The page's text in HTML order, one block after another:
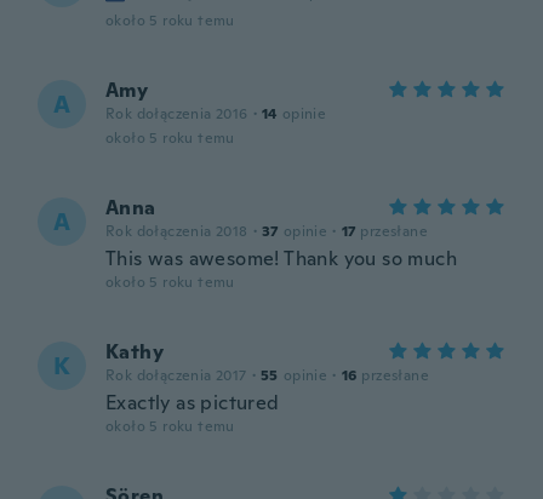
około 5 roku temu
A Amy
Rok dołączenia 2016 · 14 opinie
około 5 roku temu
A Anna
Rok dołączenia 2018 · 37 opinie · 17 przesłane
This was awesome! Thank you so much
około 5 roku temu
K Kathy
Rok dołączenia 2017 · 55 opinie · 16 przesłane
Exactly as pictured
około 5 roku temu